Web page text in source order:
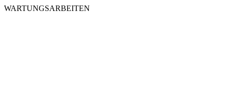
WARTUNGSARBEITEN